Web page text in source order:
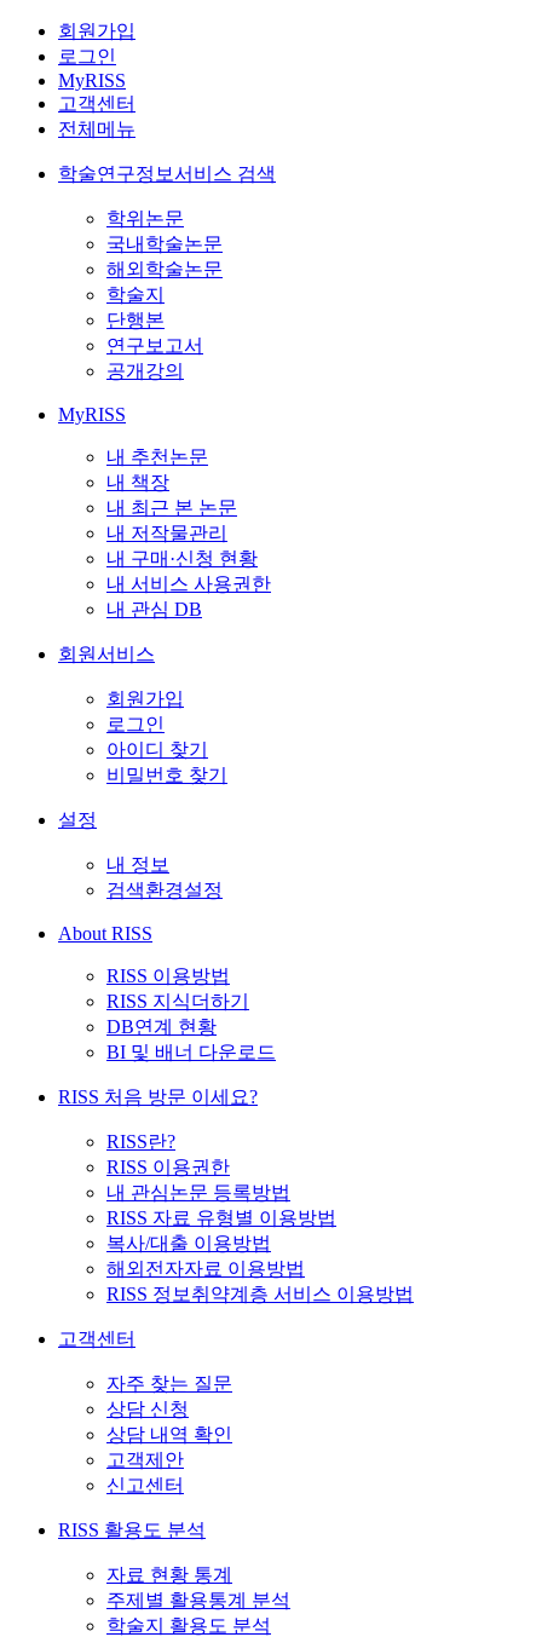
회원가입
로그인
MyRISS
고객센터
전체메뉴
학술연구정보서비스 검색
학위논문
국내학술논문
해외학술논문
학술지
단행본
연구보고서
공개강의
MyRISS
내 추천논문
내 책장
내 최근 본 논문
내 저작물관리
내 구매·신청 현황
내 서비스 사용권한
내 관심 DB
회원서비스
회원가입
로그인
아이디 찾기
비밀번호 찾기
설정
내 정보
검색환경설정
About RISS
RISS 이용방법
RISS 지식더하기
DB연계 현황
BI 및 배너 다운로드
RISS 처음 방문 이세요?
RISS란?
RISS 이용권한
내 관심논문 등록방법
RISS 자료 유형별 이용방법
복사/대출 이용방법
해외전자자료 이용방법
RISS 정보취약계층 서비스 이용방법
고객센터
자주 찾는 질문
상담 신청
상담 내역 확인
고객제안
신고센터
RISS 활용도 분석
자료 현황 통계
주제별 활용통계 분석
학술지 활용도 분석